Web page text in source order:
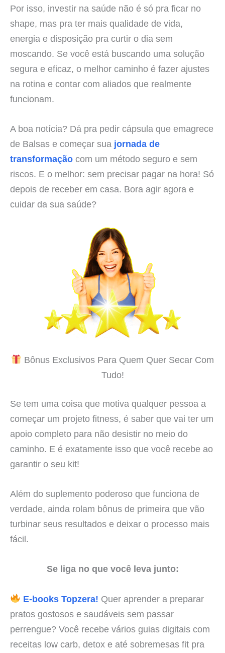
Por isso, investir na saúde não é só pra ficar no
shape, mas pra ter mais qualidade de vida,
energia e disposição pra curtir o dia sem
moscando. Se você está buscando uma solução
segura e eficaz, o melhor caminho é fazer ajustes
na rotina e contar com aliados que realmente
funcionam.
A boa notícia? Dá pra pedir cápsula que emagrece
de Balsas e começar sua jornada de
transformação com um método seguro e sem
riscos. E o melhor: sem precisar pagar na hora! Só
depois de receber em casa. Bora agir agora e
cuidar da sua saúde?
Bônus Exclusivos Para Quem Quer Secar Com
Tudo!
Se tem uma coisa que motiva qualquer pessoa a
começar um projeto fitness, é saber que vai ter um
apoio completo para não desistir no meio do
caminho. E é exatamente isso que você recebe ao
garantir o seu kit!
Além do suplemento poderoso que funciona de
verdade, ainda rolam bônus de primeira que vão
turbinar seus resultados e deixar o processo mais
fácil.
Se liga no que você leva junto:
E-books Topzera! Quer aprender a preparar
pratos gostosos e saudáveis sem passar
perrengue? Você recebe vários guias digitais com
receitas low carb, detox e até sobremesas fit pra